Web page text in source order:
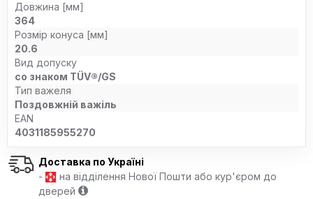
Довжина [мм]
364
Розмір конуса [мм]
20.6
Вид допуску
со знаком TÜV®/GS
Тип важеля
Поздовжній важіль
EAN
4031185955270
Доставка по Україні
-
на відділення Нової Пошти або кур'єром до
дверей